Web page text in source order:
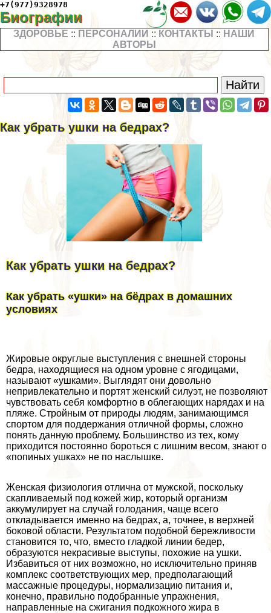
+7(977)9328978
Биографии
ЗДОРОВЬЕ :: ПЕРСОНАЛИИ :: КОНТАКТЫ :: НАШИ
АВТОРЫ
Как убрать ушки на бедрах?
Как убрать ушки на бедрах?
Как убрать «ушки» на бёдрах в домашних
условиях
Жировые округлые выступления с внешней стороны
бедра, находящиеся на одном уровне с ягoдицами,
называют «ушками». Выглядят они довольно
непривлекательно и портят женский силуэт, не позволяют
чувствовать себя комфортно в облегающих нарядах и на
пляже. Стройным от природы людям, занимающимся
спортом для поддержания отличной формы, сложно
понять данную проблему. Большинство из тех, кому
приходится постоянно бороться с лишним весом, знают о
«попиных ушках» не по наслышке.
Женская физиология отлична от мужской, поскольку
скапливаемый под кожей жир, который организм
аккумулирует на случай голодания, чаще всего
откладывается именно на бедрах, а, точнее, в верхней
боковой области. Результатом подобной бережливости
становится то, что, вместо гладкой линии бедер,
образуются некрасивые выступы, похожие на ушки.
Избавиться от них возможно, но исключительно приняв
комплекс соответствующих мер, предполагающий
массажные процедуры, нормализацию питания и,
конечно, правильно подобранные упражнения,
направленные на сжигания подкожного жира в